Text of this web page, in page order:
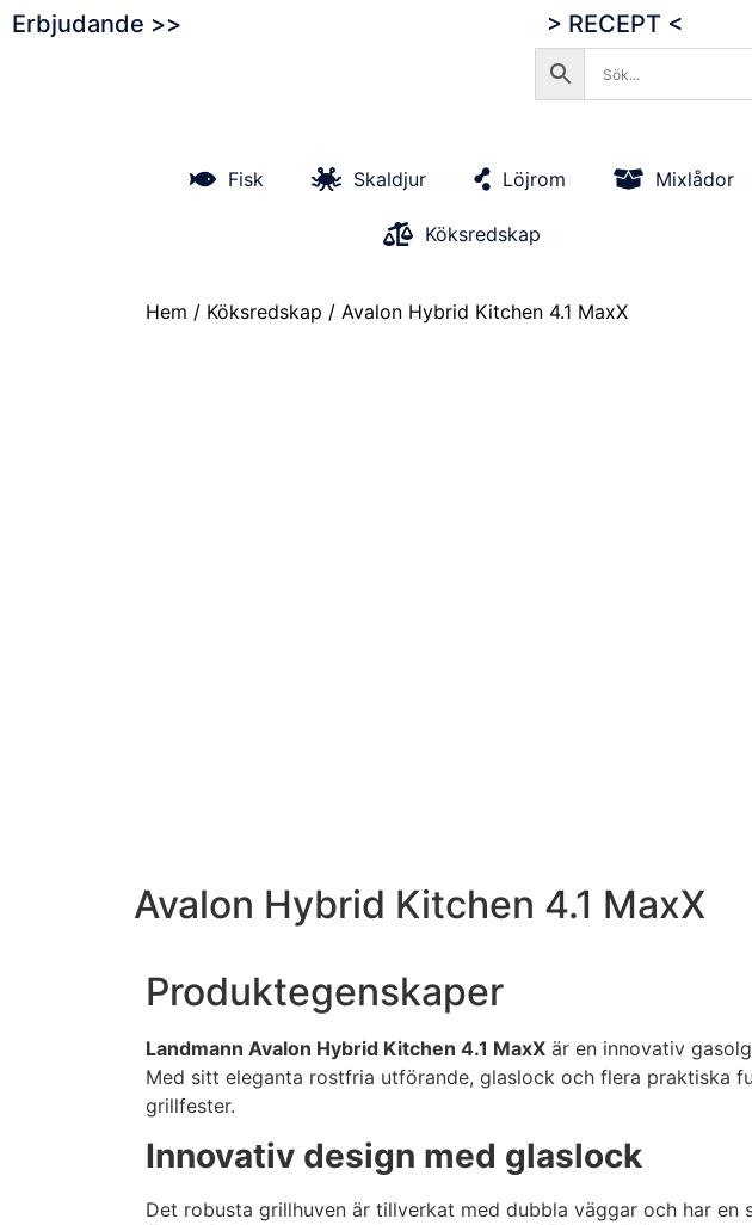
Erbjudande >> > RECEPT <
Fisk Skaldjur Löjrom Mixlådor
Köksredskap
Hem / Köksredskap / Avalon Hybrid Kitchen 4.1 MaxX
Avalon Hybrid Kitchen 4.1 MaxX
Produktegenskaper
Landmann Avalon Hybrid Kitchen 4.1 MaxX är en innovativ
Med sitt eleganta rostfria utförande, glaslock och flera
grillfester.
Innovativ design med glaslock
Det robusta grillhuven är tillverkat med dubbla väggar och har